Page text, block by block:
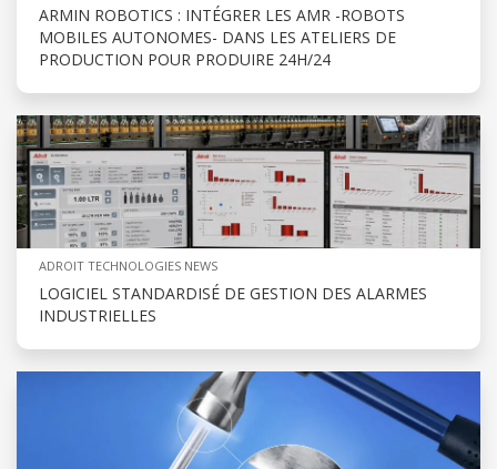
ARMIN ROBOTICS : INTÉGRER LES AMR -ROBOTS
MOBILES AUTONOMES- DANS LES ATELIERS DE
PRODUCTION POUR PRODUIRE 24H/24
ADROIT TECHNOLOGIES NEWS
LOGICIEL STANDARDISÉ DE GESTION DES ALARMES
INDUSTRIELLES